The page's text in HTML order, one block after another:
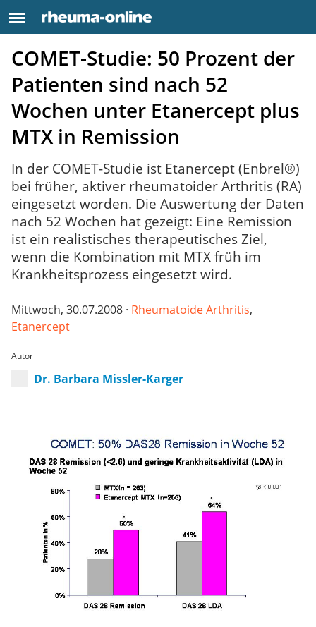
COMET-Studie: 50 Prozent der
Patienten sind nach 52
Wochen unter Etanercept plus
MTX in Remission
In der COMET-Studie ist Etanercept (Enbrel®)
bei früher, aktiver rheumatoider Arthritis (RA)
eingesetzt worden. Die Auswertung der Daten
nach 52 Wochen hat gezeigt: Eine Remission
ist ein realistisches therapeutisches Ziel,
wenn die Kombination mit MTX früh im
Krankheitsprozess eingesetzt wird.
Mittwoch, 30.07.2008 · Rheumatoide Arthritis,
Etanercept
Autor
Dr. Barbara Missler-Karger